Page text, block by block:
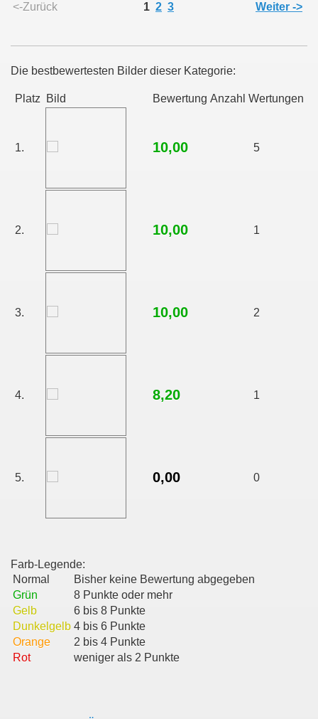
<-Zurück 1 2 3 Weiter ->
Die bestbewertesten Bilder dieser Kategorie:
Platz Bild Bewertung Anzahl Wertungen
1. 10,00 5
2. 10,00 1
3. 10,00 2
4. 8,20 1
5. 0,00 0
Farb-Legende:
Normal
Bisher keine Bewertung abgegeben
Grün
8 Punkte oder mehr
Gelb
6 bis 8 Punkte
Dunkelgelb 4 bis 6 Punkte
Orange
2 bis 4 Punkte
Rot
weniger als 2 Punkte